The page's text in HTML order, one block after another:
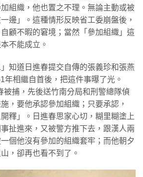
組織，他也置之不理。無論主動或被
邊」。這種情形反映省工委崩盤後，
顧不暇的窘境；當然「參加組織」這
不能成立。
知道日進春提交自傳的張義珍和張燕
年相繼自首後，把這件事曝了光。
被捕，先後送竹南分局和刑警總隊偵
，要他承認參加組織；只要承認，
開釋」。日進春思家心切，糊里糊塗上
扯進來，又被警方推下去，跟漢人兩
個他沒有參加的組織套牢；而他朝夕
，卻再也看不到了。